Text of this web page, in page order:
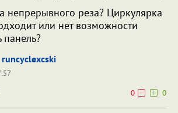
непрерывного реза? Циркулярка
или нет возможности
панель?
runcyclexcski
0
0